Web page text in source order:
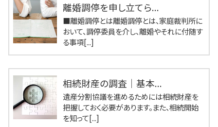
離婚調停を申し立てら...
■離婚調停とは離婚調停とは、家庭裁判所に
おいて、調停委員を介し、離婚やそれに付随す
る事項[...]
相続財産の調査｜基本...
遺産分割協議を進めるためには相続財産を
把握しておく必要があります。また、相続開始
を知って[...]